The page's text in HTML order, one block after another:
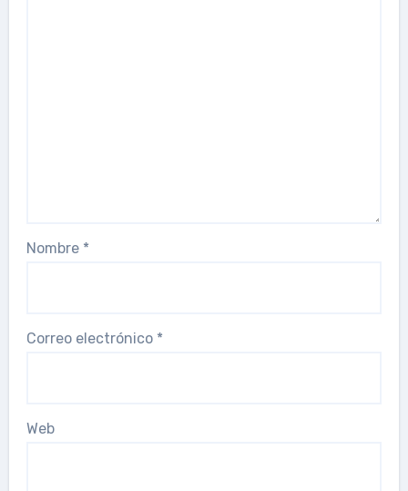
Nombre *
Correo electrónico *
Web